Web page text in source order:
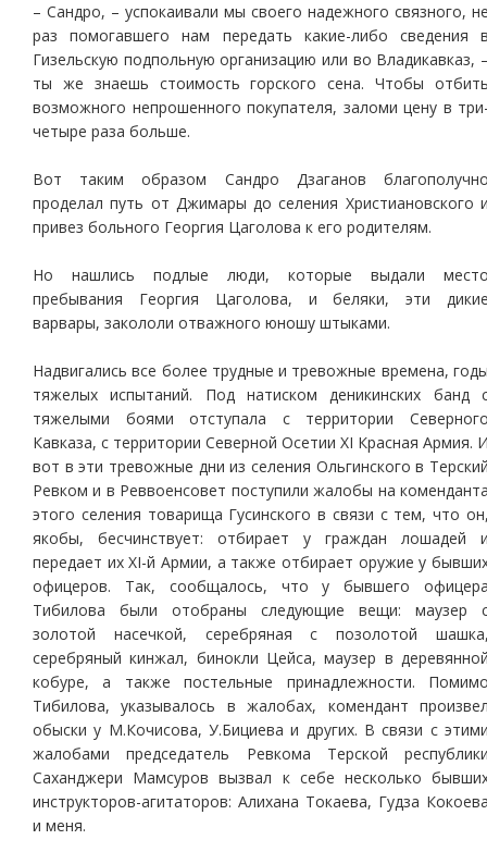
– Сандро, – успокаивали мы своего надежного связного,
раз помогавшего нам передать какие-либо сведения
Гизельскую подпольную организацию или во Владикавказ,
ты же знаешь стоимость горского сена. Чтобы
возможного непрошенного покупателя, заломи цену в
четыре раза больше.
Вот таким образом Сандро Дзаганов
проделал путь от Джимары до селения Христиановского
привез больного Георгия Цаголова к его родителям.
Но нашлись подлые люди, которые выдали
пребывания Георгия Цаголова, и беляки, эти
варвары, закололи отважного юношу штыками.
Надвигались все более трудные и тревожные времена,
тяжелых испытаний. Под натиском деникинских банд
тяжелыми боями отступала с территории
Кавказа, с территории Северной Осетии XI Красная Армия.
вот в эти тревожные дни из селения Ольгинского в
Ревком и в Реввоенсовет поступили жалобы на
этого селения товарища Гусинского в связи с тем, что
якобы, бесчинствует: отбирает у граждан лошадей
передает их XI-й Армии, а также отбирает оружие у
офицеров. Так, сообщалось, что у бывшего
Тибилова были отобраны следующие вещи: маузер
золотой насечкой, серебряная с позолотой
серебряный кинжал, бинокли Цейса, маузер в
кобуре, а также постельные принадлежности.
Тибилова, указывалось в жалобах, комендант
обыски у М.Кочисова, У.Бициева и других. В связи с
жалобами председатель Ревкома Терской
Саханджери Мамсуров вызвал к себе несколько
инструкторов-агитаторов: Алихана Токаева, Гудза
и меня.